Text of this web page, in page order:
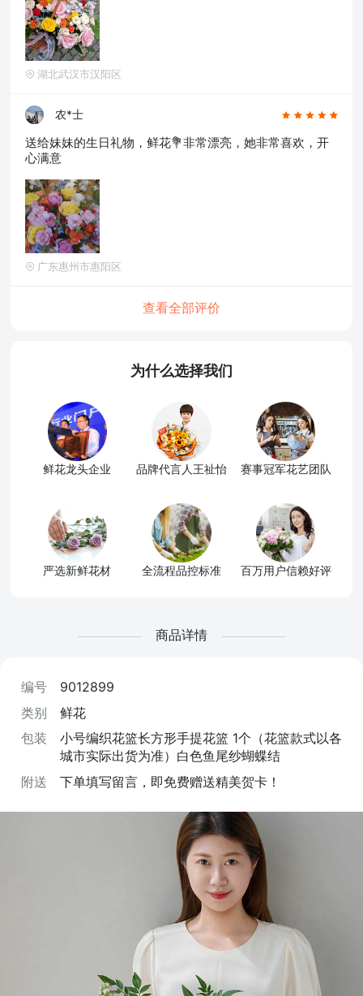
湖北武汉市汉阳区
农*士
送给妹妹的生日礼物，鲜花💐非常漂亮，她非常喜欢，开
心满意
广东惠州市惠阳区
查看全部评价
为什么选择我们
鲜花龙头企业 品牌代言人王祉怡 赛事冠军花艺团队
严选新鲜花材 全流程品控标准 百万用户信赖好评
商品详情
编号
9012899
类别
鲜花
包装
小号编织花篮长方形手提花篮 1个（花篮款式以各
城市实际出货为准）白色鱼尾纱蝴蝶结
附送
下单填写留言，即免费赠送精美贺卡！